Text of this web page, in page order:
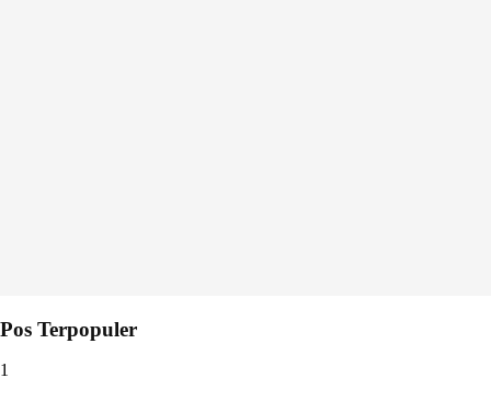
Pos Terpopuler
1